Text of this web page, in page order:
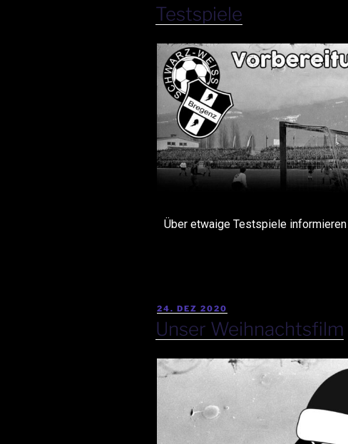
Testspiele
Über etwaige Testspiele informieren
24. DEZ 2020
Unser Weihnachtsfilm